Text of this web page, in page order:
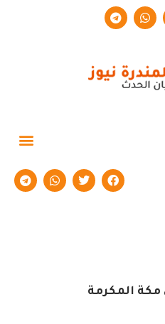
المكرمة